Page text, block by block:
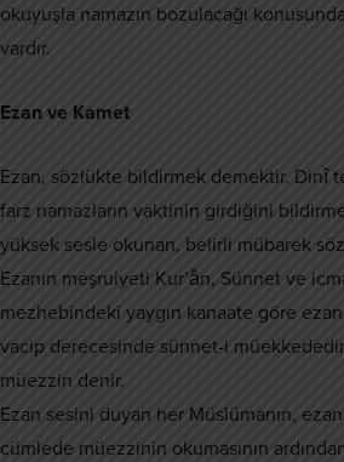
okuyuşla namazın bozulacağı
vardır.
Ezan ve Kamet
Ezan, sözlükte bildirmek demektir. Dinî
farz namazların vaktinin girdiğini
yüksek sesle okunan, belirli mübarek
Ezanın meşruiyeti Kur’ân, Sünnet ve
mezhebindeki yaygın kanaate göre
vacip derecesinde sünnet-i
müezzin denir.
Ezan sesini duyan her Müslümanın,
cümlede müezzinin okumasının